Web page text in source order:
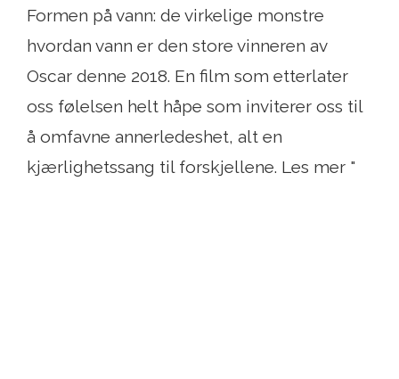
Formen på vann: de virkelige monstre
hvordan vann er den store vinneren av
Oscar denne 2018. En film som etterlater
oss følelsen helt håpe som inviterer oss til
å omfavne annerledeshet, alt en
kjærlighetssang til forskjellene. Les mer "